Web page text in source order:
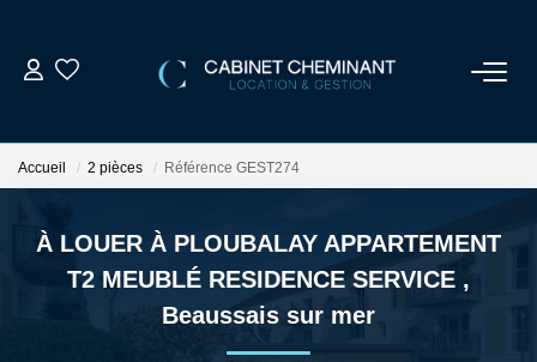
LOUER
Accueil 2 pièces Référence GEST274
À LOUER À PLOUBALAY APPARTEMENT
T2 MEUBLÉ RESIDENCE SERVICE ,
Beaussais sur mer